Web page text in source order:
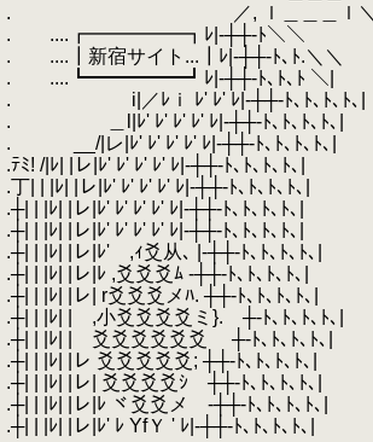
. ／, ｌ＿＿＿ｌ＼
. ....┏━━━━━┓ﾚ|‐┼┼‐ﾄ＼＼
. ....┃新宿サイト...┃ﾚ|‐┼┼‐ﾄ､ﾄ.＼＼
. ....┗━━━━━┛ﾚ|‐┼┼‐ﾄ､ﾄ､ﾄ ＼|
. i|／ﾚｉ ﾚ' ﾚ' ﾚ|‐┼┼‐ﾄ､ﾄ､ﾄ､ﾄ､|
. ＿l|ﾚ' ﾚ' ﾚ' ﾚ' ﾚ|‐┼┼‐ﾄ､ﾄ､ﾄ､ﾄ､|
. __/|レ|ﾚ' ﾚ' ﾚ' ﾚ' ﾚ|‐┼┼‐ﾄ､ﾄ､ﾄ､ﾄ､|
.ﾃﾐ! /|ﾚ| |レ|ﾚ' ﾚ' ﾚ' ﾚ' ﾚ|‐┼┼‐ﾄ､ﾄ､ﾄ､ﾄ､|
.丁| | |ﾚ| |レ|ﾚ' ﾚ' ﾚ' ﾚ' ﾚ|‐┼┼‐ﾄ､ﾄ､ﾄ､ﾄ､|
.┼| | |ﾚ| |レ|ﾚ' ﾚ' ﾚ' ﾚ' ﾚ|‐┼┼‐ﾄ､ﾄ､ﾄ､ﾄ､|
.┼| | |ﾚ| |レ|ﾚ' ﾚ' ﾚ' ﾚ' ﾚ|‐┼┼‐ﾄ､ﾄ､ﾄ､ﾄ､|
.┼| | |ﾚ| |レ|ﾚ' ,ｨ爻从､ |‐┼┼‐ﾄ､ﾄ､ﾄ､ﾄ､|
.┼| | |ﾚ| |レ|ﾚ ,爻爻爻ﾑ ‐┼┼‐ﾄ､ﾄ､ﾄ､ﾄ､|
.┼| | |ﾚ| |レ| r爻爻爻メﾊ. ┼┼‐ﾄ､ﾄ､ﾄ､ﾄ､|
.┼| | |ﾚ| | ,小爻爻爻爻ミ}. ┼‐ﾄ､ﾄ､ﾄ､ﾄ､|
.┼| | |ﾚ| | 爻爻爻爻爻爻 ┼‐ﾄ､ﾄ､ﾄ､ﾄ､|
.┼| | |ﾚ| |レ 爻爻爻爻爻; ┼┼‐ﾄ､ﾄ､ﾄ､ﾄ､|
.┼| | |ﾚ| |レ| 爻爻爻爻ｼ ┼┼‐ﾄ､ﾄ､ﾄ､ﾄ､|
.┼| | |ﾚ| |レ|ﾚ ヾ爻爻メ ‐┼┼‐ﾄ､ﾄ､ﾄ､ﾄ､|
.┼| | |ﾚ| |レ|ﾚ' ﾚ YfＹ ' ﾚ|‐┼┼‐ﾄ､ﾄ､ﾄ､ﾄ､|